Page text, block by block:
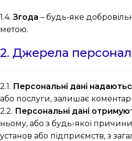
1.4. Згода – будь-яке
метою.
2. Джерела
2.1. Персональні дані
або послуги, залишає
2.2. Персональні дані
ньому, або з будь-якої причини
установ або підприємств, з